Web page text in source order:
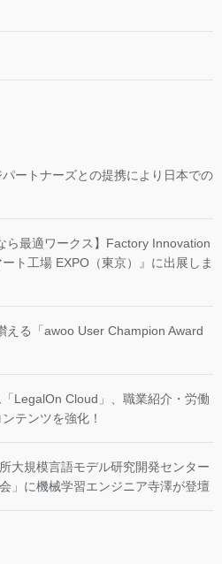
ートナーズとの提携により日本での
ら最適ワークス】Factory Innovation
ト工場 EXPO（東京）』に出展しま
える「awoo User Champion Award
LegalOn Cloud」、職業紹介・労働
テンツを強化！
大規模言語モデル研究開発センター
」に機械学習エンジニア寺澤が登壇